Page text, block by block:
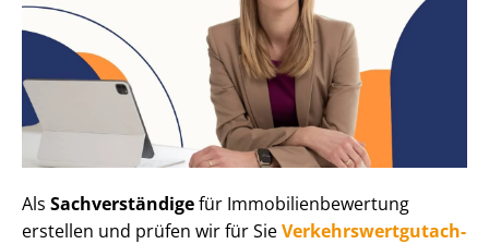
Als Sachverständigefür Im­mo­bi­li­en­be­wer­tung
erstellen und prüfen wir für SieVer­kehrs­wert­gut­ach­